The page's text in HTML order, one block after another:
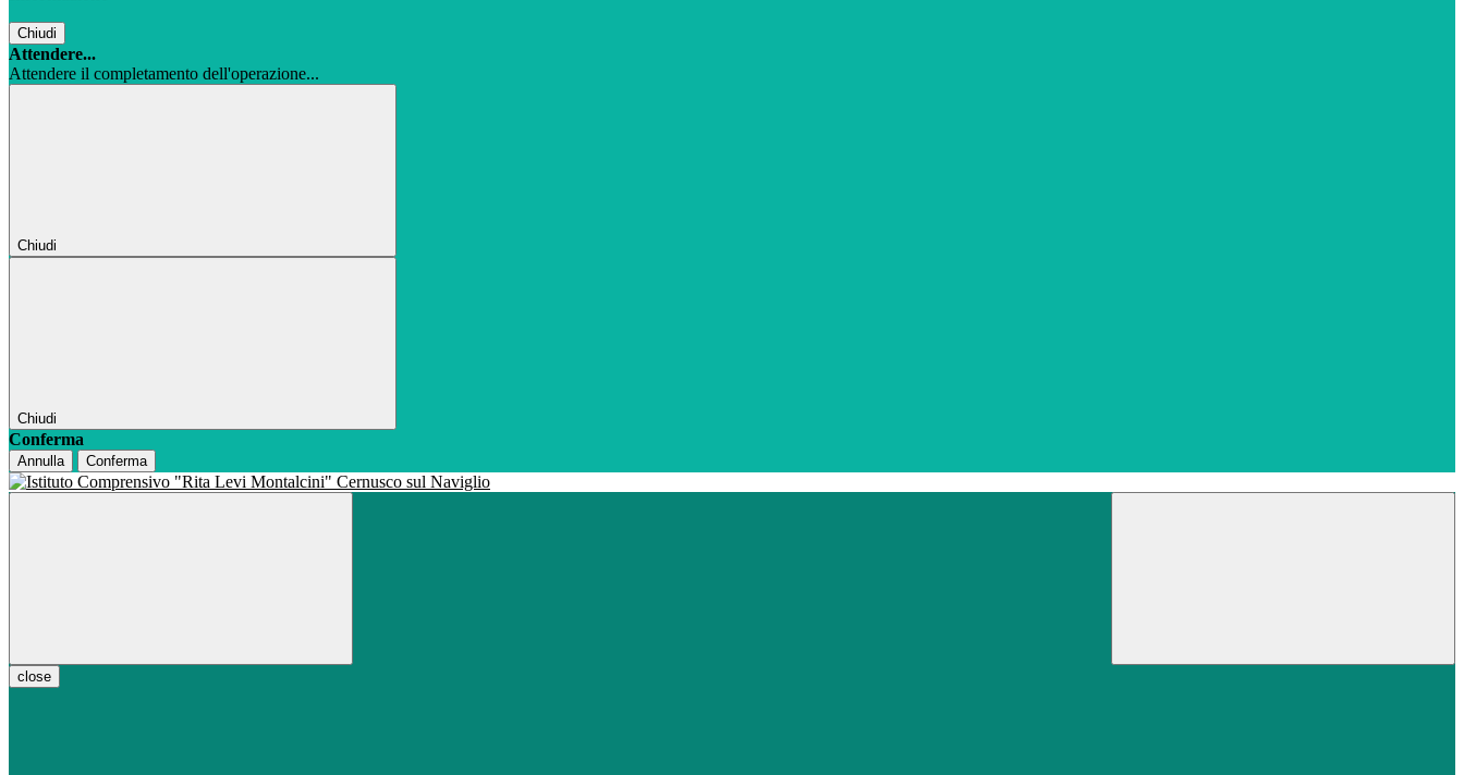
Chiudi
Attendere...
Attendere il completamento dell'operazione...
Chiudi
Chiudi
Conferma
Annulla Conferma
close